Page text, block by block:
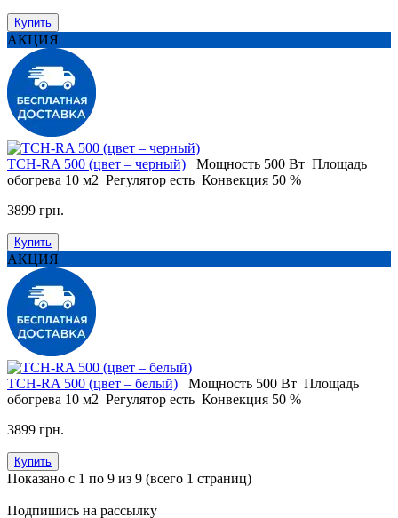
Купить
АКЦИЯ
TCH-RA 500 (цвет – черный) Мощность 500 Вт Площадь
обогрева 10 м2 Регулятор есть Конвекция 50 %
3899 грн.
Купить
АКЦИЯ
TCH-RA 500 (цвет – белый) Мощность 500 Вт Площадь
обогрева 10 м2 Регулятор есть Конвекция 50 %
3899 грн.
Купить
Показано с 1 по 9 из 9 (всего 1 страниц)
Подпишись на рассылку